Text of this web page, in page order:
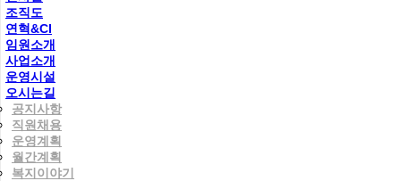
조직도
연혁&CI
임원소개
사업소개
운영시설
오시는길
공지사항
직원채용
운영계획
월간계획
복지이야기